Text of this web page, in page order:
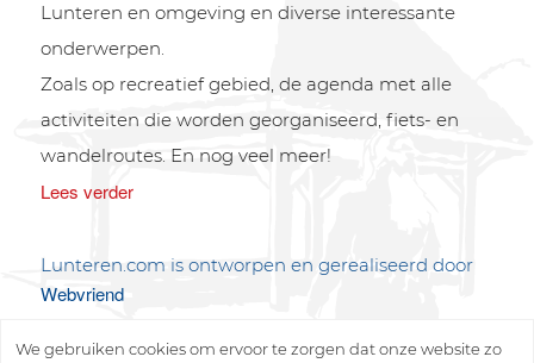
Lunteren en omgeving en diverse interessante
onderwerpen.
Zoals op recreatief gebied, de agenda met alle
activiteiten die worden georganiseerd, fiets- en
wandelroutes. En nog veel meer!
Lees verder
Lunteren.com is ontworpen en gerealiseerd door
Webvriend
We gebruiken cookies om ervoor te zorgen dat onze website zo